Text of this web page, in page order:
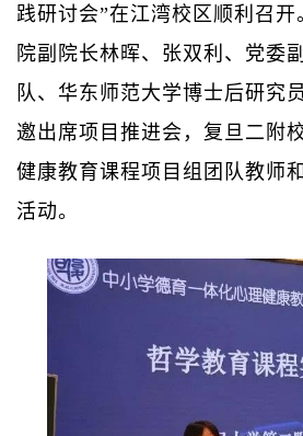
践研讨会”在江湾校区顺利召开
院副院长林晖、张双利、党委
队、华东师范大学博士后研究
邀出席项目推进会，复旦二附
健康教育课程项目组团队教师
活动。